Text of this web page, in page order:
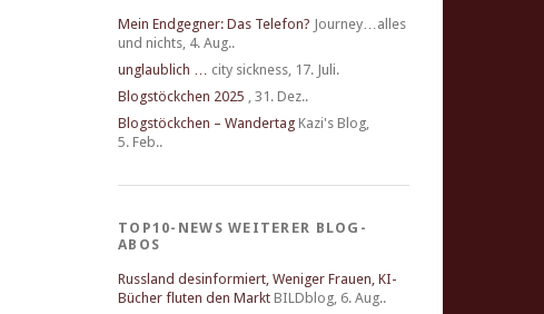
Mein Endgegner: Das Telefon? Journey…alles
und nichts, 4. Aug..
unglaublich … city sickness, 17. Juli.
Blogstöckchen 2025 , 31. Dez..
Blogstöckchen – Wandertag Kazi's Blog,
5. Feb..
TOP10-NEWS WEITERER BLOG-
ABOS
Russland desinformiert, Weniger Frauen, KI-
Bücher fluten den Markt BILDblog, 6. Aug..